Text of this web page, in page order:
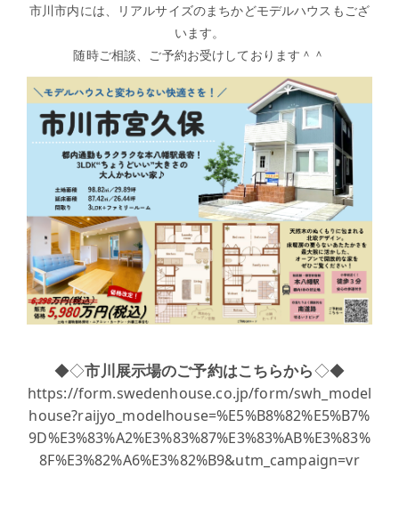
市川市内には、リアルサイズのまちかどモデルハウスもござ
います。
随時ご相談、ご予約お受けしております＾＾
◆◇市川展示場のご予約はこちらから◇◆
https://form.swedenhouse.co.jp/form/swh_model
house?raijyo_modelhouse=%E5%B8%82%E5%B7%
9D%E3%83%A2%E3%83%87%E3%83%AB%E3%83%
8F%E3%82%A6%E3%82%B9&utm_campaign=vr